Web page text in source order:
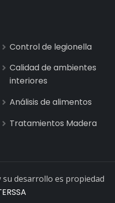
Control de legionella
Calidad de ambientes
interiores
Análisis de alimentos
Tratamientos Madera
desarrollo es propiedad